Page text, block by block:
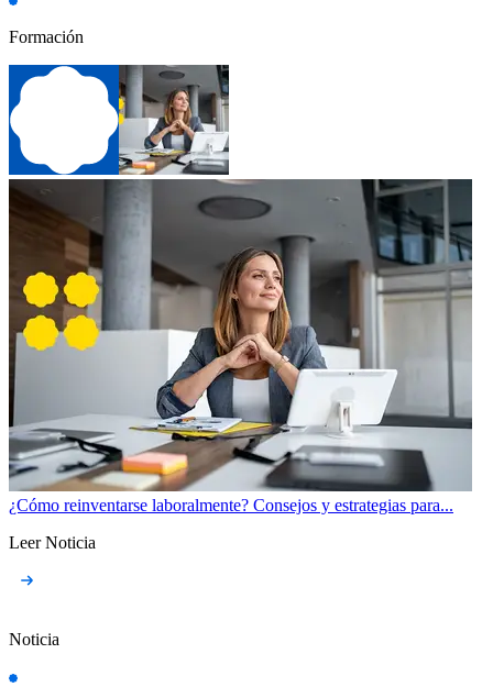
Formación
¿Cómo reinventarse laboralmente? Consejos y estrategias para...
Leer Noticia
Noticia